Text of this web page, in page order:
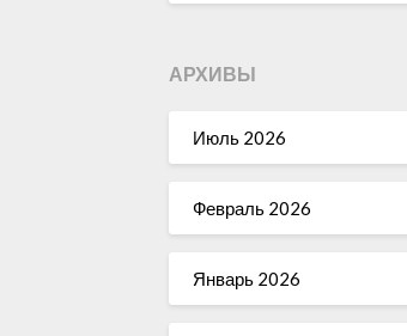
АРХИВЫ
Июль 2026
Февраль 2026
Январь 2026